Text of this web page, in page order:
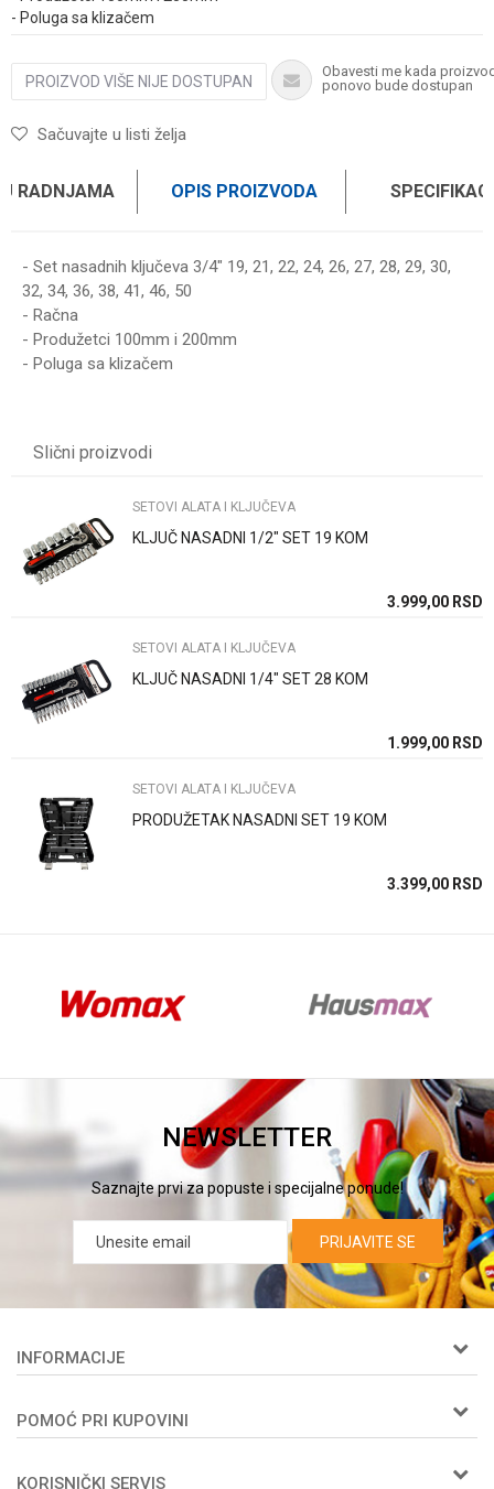
- Poluga sa klizačem
PROIZVOD VIŠE NIJE DOSTUPAN
Obavesti me kada
ponovo bude dostupan
Sačuvajte u listi želja
RADNJAMA OPIS PROIZVODA
- Set nasadnih ključeva 3/4" 19, 21, 22, 24, 26, 27, 28, 29, 30,
32, 34, 36, 38, 41, 46, 50
- Račna
- Produžetci 100mm i 200mm
- Poluga sa klizačem
Poruka
Anti-spam zaštita - izračunajte koliko je 2 + 3 :
POŠALJI
Slični proizvodi
SETOVI ALATA I KLJUČEVA
KLJUČ NASADNI 1/2" SET 19 KOM
3.999,00 RSD
SETOVI ALATA I KLJUČEVA
KLJUČ NASADNI 1/4" SET 28 KOM
1.999,00 RSD
SETOVI ALATA I KLJUČEVA
PRODUŽETAK NASADNI SET 19 KOM
3.399,00 RSD
NEWSLETTER
Saznajte prvi za popuste i specijalne ponude!
PRIJAVITE SE
INFORMACIJE
Woby kartica
Zaposlenje
POMOĆ PRI KUPOVINI
KORISNIČKI SERVIS